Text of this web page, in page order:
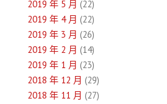
2019 年 5 月 (22)
2019 年 4 月 (22)
2019 年 3 月 (26)
2019 年 2 月 (14)
2019 年 1 月 (23)
2018 年 12 月 (29)
2018 年 11 月 (27)